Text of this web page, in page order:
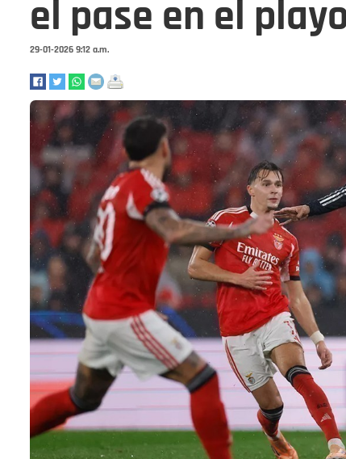
el pase en el
29-01-2026 9:12 a.m.